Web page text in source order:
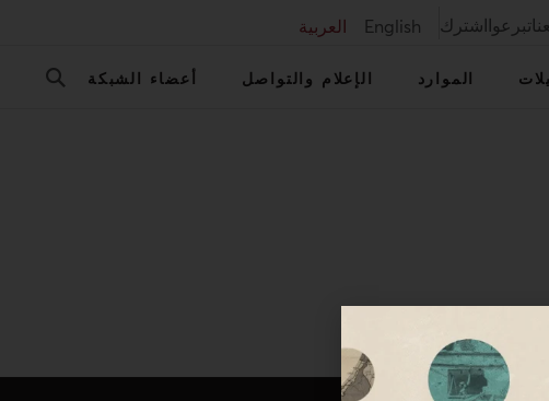
تبرعوااشترك English العربية
الموارد الإعلام والتواصل أعضاء الشبكة